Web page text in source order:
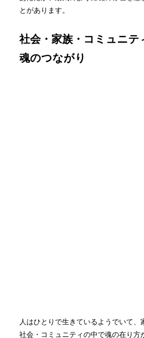
とがあります。
社会・家族・コミュニテ
魂のつながり
人はひとりで生きているようでいて、
社会・コミュニティの中で魂の在り方